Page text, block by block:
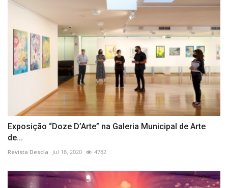
Exposição “Doze D’Arte” na Galeria Municipal de Arte
de...
Revista Descla Jul 18, 2020 4782